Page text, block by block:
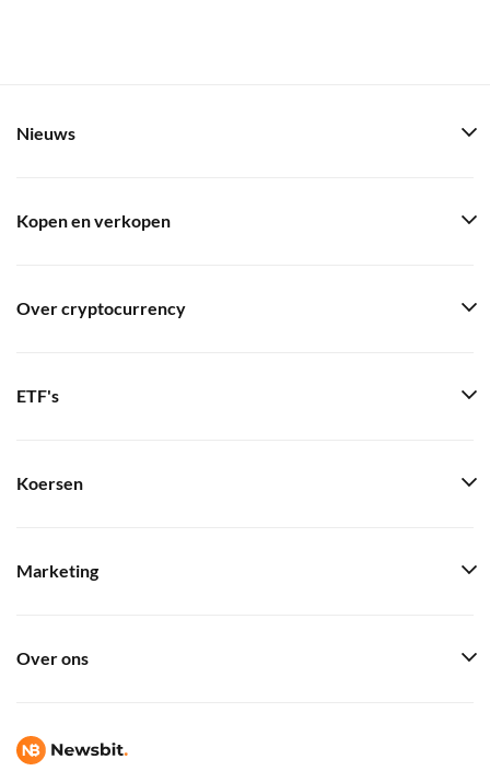
Nieuws
Kopen en verkopen
Over cryptocurrency
ETF's
Koersen
Marketing
Over ons